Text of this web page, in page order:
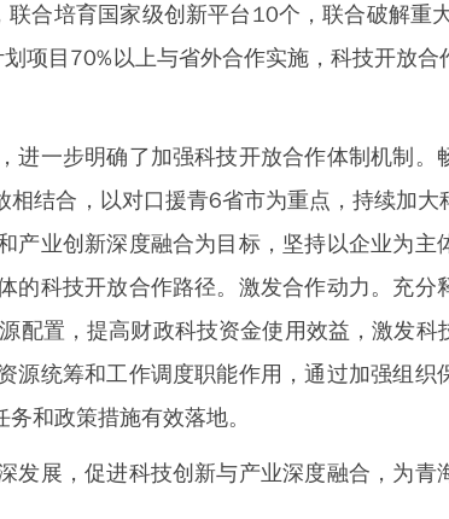
培育国家级创新平台10个，联合破解重
项目70%以上与省外合作实施，科技开放
一步明确了加强科技开放合作体制机制。
结合，以对口援青6省市为重点，持续加
业创新深度融合为目标，坚持以企业为
科技开放合作路径。激发合作动力。充分
置，提高财政科技资金使用效益，激发科
统筹和工作调度职能作用，通过加强组织
和政策措施有效落地。
展，促进科技创新与产业深度融合，为青